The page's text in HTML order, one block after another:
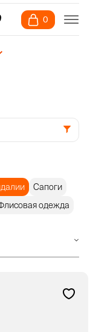
0
Сапоги
одежда